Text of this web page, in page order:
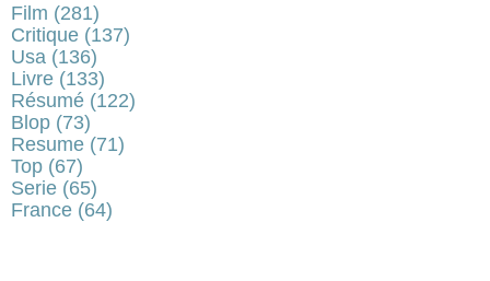
Film (281)
Critique (137)
Usa (136)
Livre (133)
Résumé (122)
Blop (73)
Resume (71)
Top (67)
Serie (65)
France (64)